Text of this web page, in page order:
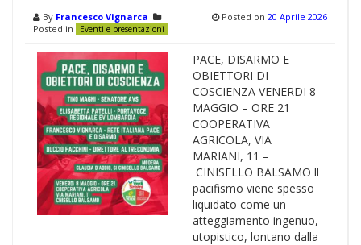
By Francesco Vignarca
Posted in
Eventi e presentazioni
Posted on 20 Aprile 2026
PACE, DISARMO E
OBIETTORI DI
COSCIENZA VENERDI 8
MAGGIO – ORE 21
COOPERATIVA
AGRICOLA, VIA
MARIANI, 11 –
CINISELLO BALSAMO ll
pacifismo viene spesso
liquidato come un
atteggiamento ingenuo,
utopistico, lontano dalla